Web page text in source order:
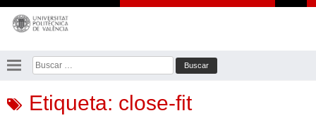
Saltar
contenido
Buscar:
Etiqueta: close-fit